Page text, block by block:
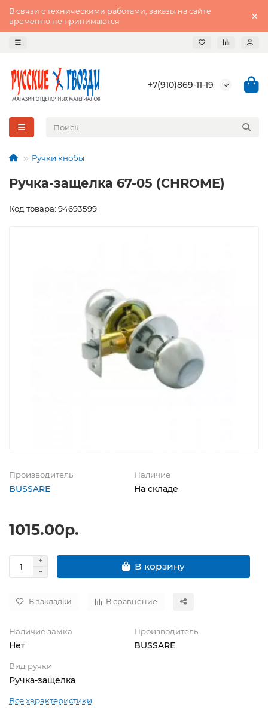
В связи с техническими работами, заказы на сайте
временно не принимаются
+7(910)869-11-19
Ручки кнобы
Ручка-защелка 67-05 (CHROME)
Код товара: 94693599
Производитель
BUSSARE
Наличие
На складе
1015.00р.
В корзину
В закладки В сравнение
Наличие замка
Нет
Производитель
BUSSARE
Вид ручки
Ручка-защелка
Все характеристики